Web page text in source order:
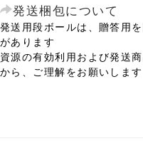
発送梱包について
発送用段ボールは、贈答用
があります
資源の有効利用および発送
から、ご理解をお願いします